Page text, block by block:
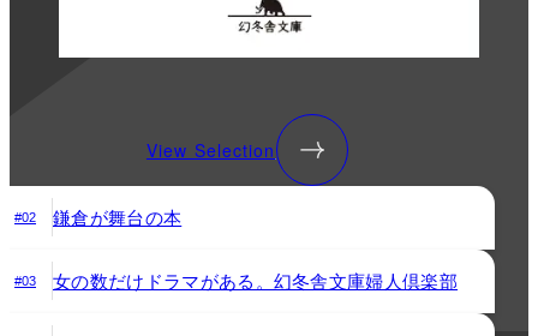
View Selection
#02 鎌倉が舞台の本
#03 女の数だけドラマがある。幻冬舎文庫婦人倶楽部